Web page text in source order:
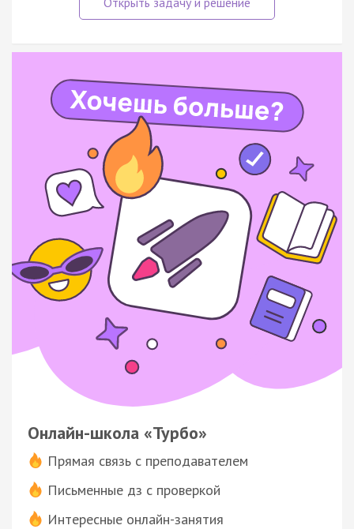
Онлайн-школа «Турбо»
Прямая связь с преподавателем
Письменные дз с проверкой
Интересные онлайн-занятия